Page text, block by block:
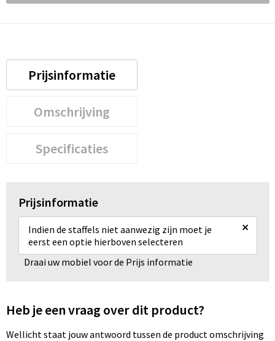
Prijsinformatie
Omschrijving
Specificaties
Prijsinformatie
Indien de staffels niet aanwezig zijn moet je
eerst een optie hierboven selecteren
×
Draai uw mobiel voor de Prijs informatie
Heb je een vraag over dit product?
Wellicht staat jouw antwoord tussen de product omschrijving